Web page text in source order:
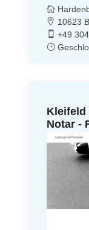
10623
+49
Kleifeld
Notar -